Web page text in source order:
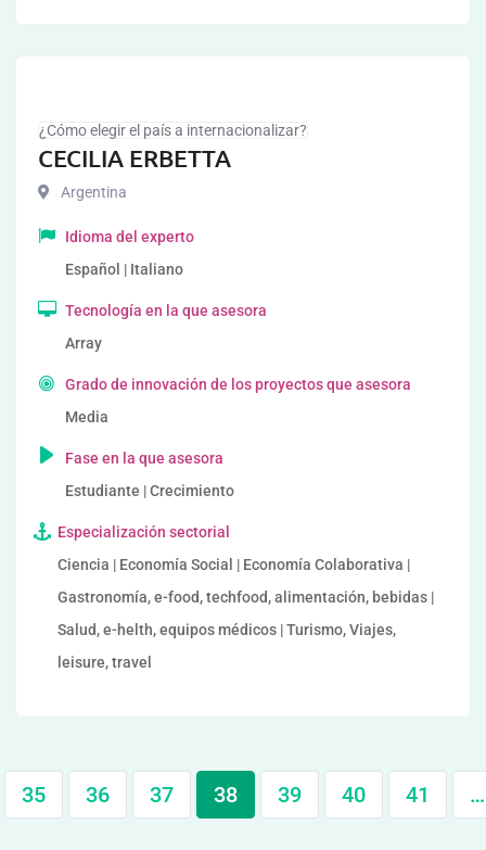
¿Cómo elegir el país a internacionalizar?
CECILIA ERBETTA
Argentina
Idioma del experto
Español | Italiano
Tecnología en la que asesora
Array
Grado de innovación de los proyectos que asesora
Media
Fase en la que asesora
Estudiante | Crecimiento
Especialización sectorial
Ciencia | Economía Social | Economía Colaborativa |
Gastronomía, e-food, techfood, alimentación, bebidas |
Salud, e-helth, equipos médicos | Turismo, Viajes,
leisure, travel
35 36 37 38 39 40 41 …